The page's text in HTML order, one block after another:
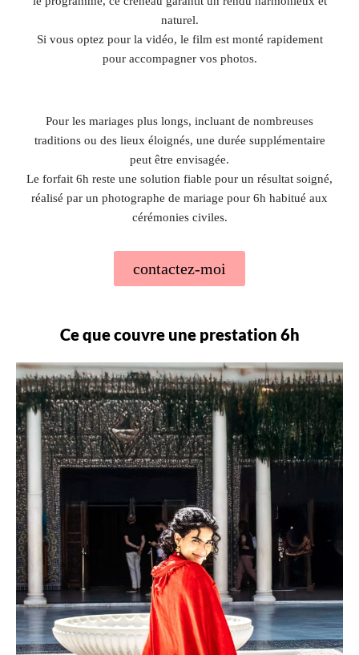
naturel.
Si vous optez pour la vidéo, le film est monté rapidement
pour accompagner vos photos.
Pour les mariages plus longs, incluant de nombreuses
traditions ou des lieux éloignés, une durée supplémentaire
peut être envisagée.
Le forfait 6h reste une solution fiable pour un résultat soigné,
réalisé par un photographe de mariage pour 6h habitué aux
cérémonies civiles.
contactez-moi
Ce que couvre une prestation 6h